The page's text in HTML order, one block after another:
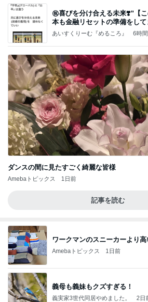
㊗️喜びを分け合える未来❣️”【
本も⾦融リセットの準備をして
あいすくりーむ『めるころ』 6時
ダンスの間に見たすごく綺麗な皆様
Amebaトピックス 1日前
記事を読む
ワークマンのスニーカーより
Amebaトピックス 1日前
義母も義妹もクズすぎる！
義実家3世代同居やめました。 2日